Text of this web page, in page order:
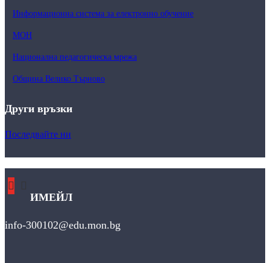
Информационна система за електронно обучение
МОН
Национална педагогическа мрежа
Община Велико Търново
Други връзки
Последвайте ни
ИМЕЙЛ
info-300102@edu.mon.bg